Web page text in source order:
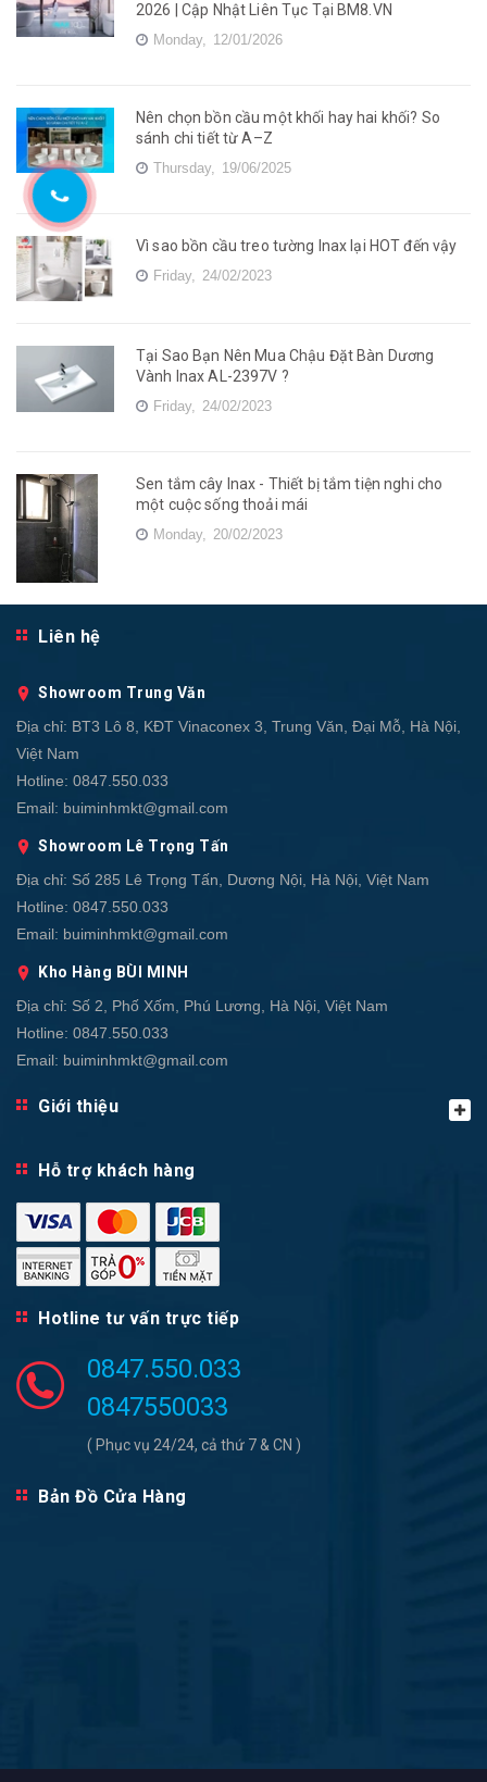
2026 | Cập Nhật Liên Tục Tại BM8.VN
Monday, 12/01/2026
Nên chọn bồn cầu một khối hay hai khối? So
sánh chi tiết từ A–Z
Thursday, 19/06/2025
Vì sao bồn cầu treo tường Inax lại HOT đến vậy
Friday, 24/02/2023
Tại Sao Bạn Nên Mua Chậu Đặt Bàn Dương
Vành Inax AL-2397V ?
Friday, 24/02/2023
Sen tắm cây Inax - Thiết bị tắm tiện nghi cho
một cuộc sống thoải mái
Monday, 20/02/2023
Liên hệ
Showroom Trung Văn
Địa chỉ: BT3 Lô 8, KĐT Vinaconex 3, Trung Văn, Đại Mỗ, Hà Nội,
Việt Nam
Hotline: 0847.550.033
Email: buiminhmkt@gmail.com
Showroom Lê Trọng Tấn
Địa chỉ: Số 285 Lê Trọng Tấn, Dương Nội, Hà Nội, Việt Nam
Hotline: 0847.550.033
Email: buiminhmkt@gmail.com
Kho Hàng BÙI MINH
Địa chỉ: Số 2, Phố Xốm, Phú Lương, Hà Nội, Việt Nam
Hotline: 0847.550.033
Email: buiminhmkt@gmail.com
Giới thiệu
Hỗ trợ khách hàng
Hotline tư vấn trực tiếp
0847.550.033
0847550033
( Phục vụ 24/24, cả thứ 7 & CN )
Bản Đồ Cửa Hàng